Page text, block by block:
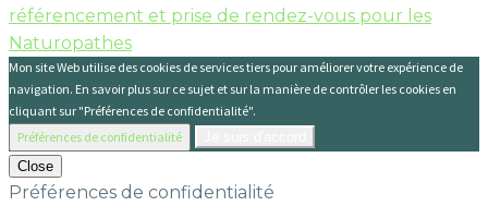
référencement et prise de rendez-vous pour les
Naturopathes
Mon site Web utilise des cookies de services tiers pour améliorer votre expérience de
navigation. En savoir plus sur ce sujet et sur la manière de contrôler les cookies en
cliquant sur "Préférences de confidentialité".
Préférences de confidentialité
Close
Préférences de confidentialité